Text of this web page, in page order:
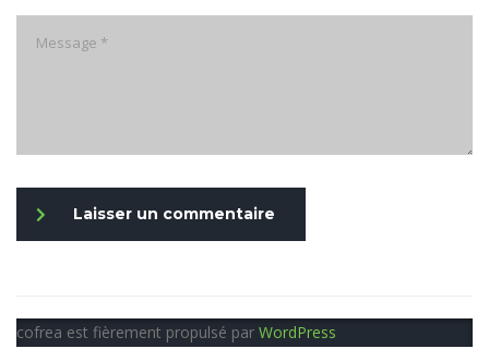
Laisser un commentaire
cofrea est fièrement propulsé par WordPress